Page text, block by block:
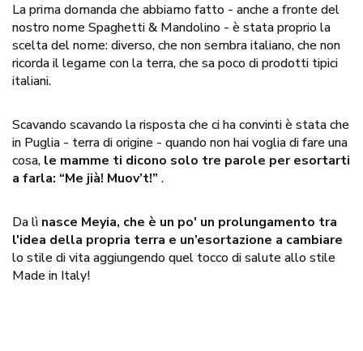
La prima domanda che abbiamo fatto - anche a fronte del
nostro nome Spaghetti & Mandolino - è stata proprio la
scelta del nome: diverso, che non sembra italiano, che non
ricorda il legame con la terra, che sa poco di prodotti tipici
italiani.
Scavando scavando la risposta che ci ha convinti è stata che
in Puglia - terra di origine - quando non hai voglia di fare una
cosa, le mamme ti dicono solo tre parole per esortarti
a farla: “Me jià! Muov’t!” .
Da lì nasce Meyia, che è un po' un prolungamento tra
l'idea della propria terra e un’esortazione a cambiare
lo stile di vita aggiungendo quel tocco di salute allo stile
Made in Italy!